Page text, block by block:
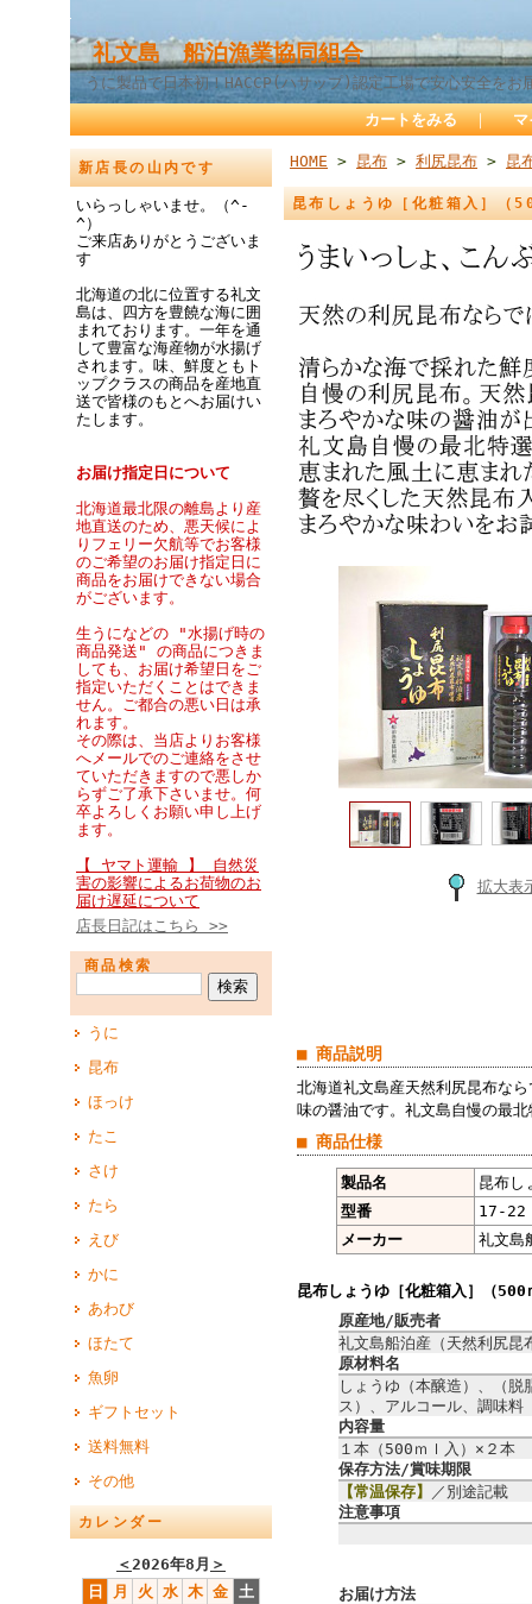
礼文島 船泊漁業協同組合
うに製品で日本初！HACCP(ハサップ)認定工場で安心安全をお
カートをみる ｜ マ
新店長の山内です
いらっしゃいませ。（^-
^）
ご来店ありがとうございま
す
北海道の北に位置する礼文
島は、四方を豊饒な海に囲
まれております。一年を通
して豊富な海産物が水揚げ
されます。味、鮮度ともト
ップクラスの商品を産地直
送で皆様のもとへお届けい
たします。
お届け指定日について
北海道最北限の離島より産
地直送のため、悪天候によ
りフェリー欠航等でお客様
のご希望のお届け指定日に
商品をお届けできない場合
がございます。
生うになどの "水揚げ時の
商品発送" の商品につきま
しても、お届け希望日をご
指定いただくことはできま
せん。ご都合の悪い日は承
れます。
その際は、当店よりお客様
へメールでのご連絡をさせ
ていただきますので悪しか
らずご了承下さいませ。何
卒よろしくお願い申し上げ
ます。
【 ヤマト運輸 】 自然災
害の影響によるお荷物のお
届け遅延について
店長日記はこちら >>
商品検索
うに
昆布
ほっけ
たこ
さけ
たら
えび
かに
あわび
ほたて
魚卵
ギフトセット
送料無料
その他
カレンダー
＜2026年8月 ＞
日
月 火 水 木 金 土
HOME > 昆布 > 利尻昆布 > 昆
昆布しょうゆ［化粧箱入］（
拡大表
■ 商品説明
北海道礼文島産天然利尻昆布な
味の醤油です。礼文島自慢の最
■ 商品仕様
製品名
昆布し
型番
17-22
メーカー
礼文島
昆布しょうゆ［化粧箱入］（500
原産地/販売者
礼文島船泊産（天然利尻
原材料名
しょうゆ（本醸造）、（
ス）、アルコール、調味料
内容量
１本（500ｍｌ入）×２
保存方法/賞味期限
【常温保存】
／別途記載
注意事項
お届け方法